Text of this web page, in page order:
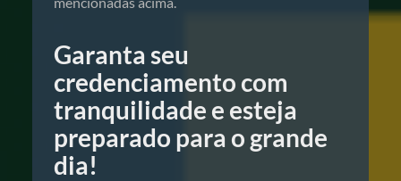
Garanta seu
credenciamento com
tranquilidade e esteja
preparado para o grande
dia!